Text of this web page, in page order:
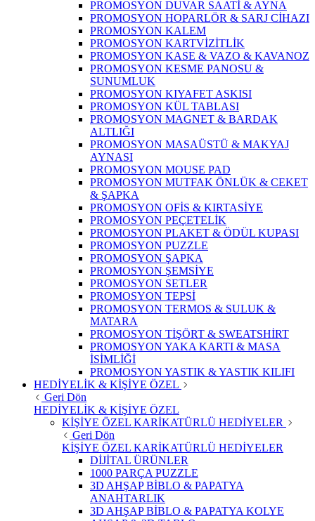
PROMOSYON DUVAR SAATİ & AYNA
PROMOSYON HOPARLÖR & SARJ CİHAZI
PROMOSYON KALEM
PROMOSYON KARTVİZİTLİK
PROMOSYON KASE & VAZO & KAVANOZ
PROMOSYON KESME PANOSU &
SUNUMLUK
PROMOSYON KIYAFET ASKISI
PROMOSYON KÜL TABLASI
PROMOSYON MAGNET & BARDAK
ALTLIĞI
PROMOSYON MASAÜSTÜ & MAKYAJ
AYNASI
PROMOSYON MOUSE PAD
PROMOSYON MUTFAK ÖNLÜK & CEKET
& ŞAPKA
PROMOSYON OFİS & KIRTASİYE
PROMOSYON PEÇETELİK
PROMOSYON PLAKET & ÖDÜL KUPASI
PROMOSYON PUZZLE
PROMOSYON ŞAPKA
PROMOSYON ŞEMSİYE
PROMOSYON SETLER
PROMOSYON TEPSİ
PROMOSYON TERMOS & SULUK &
MATARA
PROMOSYON TİŞÖRT & SWEATSHİRT
PROMOSYON YAKA KARTI & MASA
İSİMLİĞİ
PROMOSYON YASTIK & YASTIK KILIFI
HEDİYELİK & KİŞİYE ÖZEL
Geri Dön
HEDİYELİK & KİŞİYE ÖZEL
KİŞİYE ÖZEL KARİKATÜRLÜ HEDİYELER
Geri Dön
KİŞİYE ÖZEL KARİKATÜRLÜ HEDİYELER
DİJİTAL ÜRÜNLER
1000 PARÇA PUZZLE
3D AHŞAP BİBLO & PAPATYA
ANAHTARLIK
3D AHŞAP BİBLO & PAPATYA KOLYE